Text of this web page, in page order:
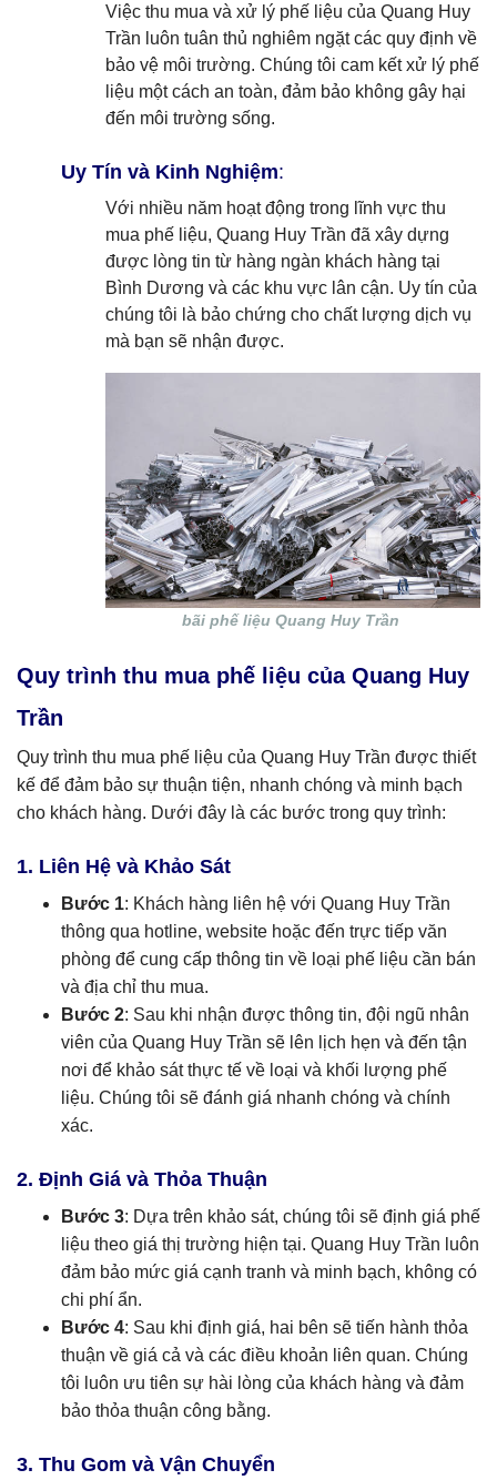
Việc thu mua và xử lý phế liệu của Quang Huy
Trần luôn tuân thủ nghiêm ngặt các quy định về
bảo vệ môi trường. Chúng tôi cam kết xử lý phế
liệu một cách an toàn, đảm bảo không gây hại
đến môi trường sống.
Uy Tín và Kinh Nghiệm:
Với nhiều năm hoạt động trong lĩnh vực thu
mua phế liệu, Quang Huy Trần đã xây dựng
được lòng tin từ hàng ngàn khách hàng tại
Bình Dương và các khu vực lân cận. Uy tín của
chúng tôi là bảo chứng cho chất lượng dịch vụ
mà bạn sẽ nhận được.
bãi phế liệu Quang Huy Trần
Quy trình thu mua phế liệu của Quang Huy
Trần
Quy trình thu mua phế liệu của Quang Huy Trần được thiết
kế để đảm bảo sự thuận tiện, nhanh chóng và minh bạch
cho khách hàng. Dưới đây là các bước trong quy trình:
1. Liên Hệ và Khảo Sát
Bước 1: Khách hàng liên hệ với Quang Huy Trần
thông qua hotline, website hoặc đến trực tiếp văn
phòng để cung cấp thông tin về loại phế liệu cần bán
và địa chỉ thu mua.
Bước 2: Sau khi nhận được thông tin, đội ngũ nhân
viên của Quang Huy Trần sẽ lên lịch hẹn và đến tận
nơi để khảo sát thực tế về loại và khối lượng phế
liệu. Chúng tôi sẽ đánh giá nhanh chóng và chính
xác.
2. Định Giá và Thỏa Thuận
Bước 3: Dựa trên khảo sát, chúng tôi sẽ định giá phế
liệu theo giá thị trường hiện tại. Quang Huy Trần luôn
đảm bảo mức giá cạnh tranh và minh bạch, không có
chi phí ẩn.
Bước 4: Sau khi định giá, hai bên sẽ tiến hành thỏa
thuận về giá cả và các điều khoản liên quan. Chúng
tôi luôn ưu tiên sự hài lòng của khách hàng và đảm
bảo thỏa thuận công bằng.
3. Thu Gom và Vận Chuyển